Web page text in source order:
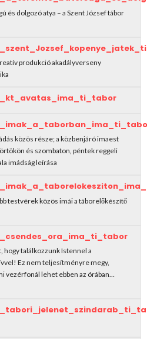
és dolgozó atya – a Szent József tábor
produkció akadályverseny
közös része; a közbenjáró imaest
és szombaton, péntek reggeli
imádság leírása
testvérek közös imái a táborelőkészítő
hogy találkozzunk Istennel a
Ez nem teljesítményre megy,
vezérfonál lehet ebben az órában…